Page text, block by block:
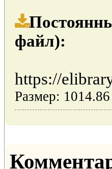
файл):
https://
Размер: